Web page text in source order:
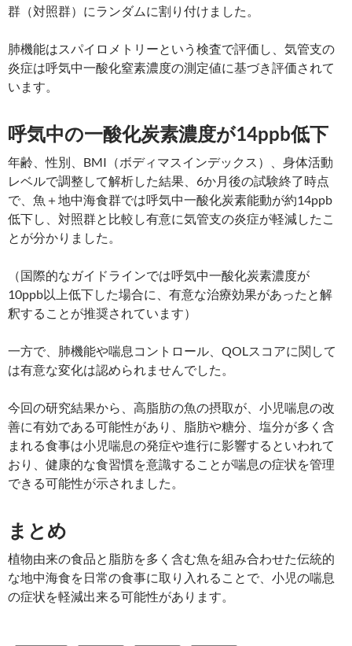
群（対照群）にランダムに割り付けました。
肺機能はスパイロメトリーという検査で評価し、気管支の
炎症は呼気中一酸化窒素濃度の測定値に基づき評価されて
います。
呼気中の一酸化炭素濃度が14ppb低下
年齢、性別、BMI（ボディマスインデックス）、身体活動
レベルで調整して解析した結果、6か月後の試験終了時点
で、魚＋地中海食群では呼気中一酸化炭素能動が約14ppb
低下し、対照群と比較し有意に気管支の炎症が軽減したこ
とが分かりました。
（国際的なガイドラインでは呼気中一酸化炭素濃度が
10ppb以上低下した場合に、有意な治療効果があったと解
釈することが推奨されています）
一方で、肺機能や喘息コントロール、QOLスコアに関して
は有意な変化は認められませんでした。
今回の研究結果から、高脂肪の魚の摂取が、小児喘息の改
善に有効である可能性があり、脂肪や糖分、塩分が多く含
まれる食事は小児喘息の発症や進行に影響するといわれて
おり、健康的な食習慣を意識することが喘息の症状を管理
できる可能性が示されました。
まとめ
植物由来の食品と脂肪を多く含む魚を組み合わせた伝統的
な地中海食を日常の食事に取り入れることで、小児の喘息
の症状を軽減出来る可能性があります。